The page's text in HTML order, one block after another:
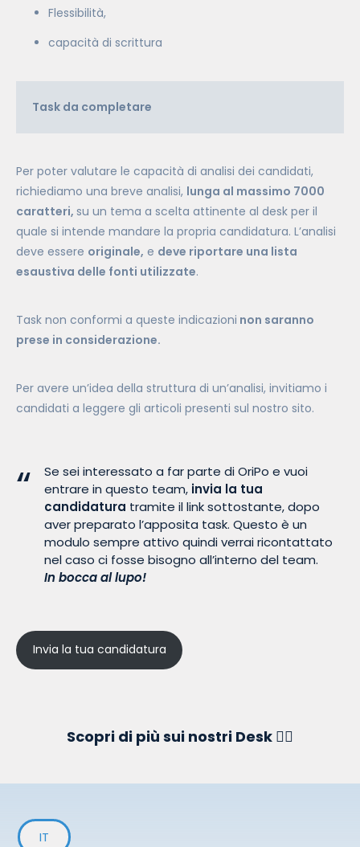
Flessibilità,
capacità di scrittura
Task da completare
Per poter valutare le capacità di analisi dei candidati,
richiediamo una breve analisi, lunga al massimo 7000
caratteri, su un tema a scelta attinente al desk per il
quale si intende mandare la propria candidatura. L’analisi
deve essere originale, e deve riportare una lista
esaustiva delle fonti utilizzate.
Task non conformi a queste indicazioni non saranno
prese in considerazione.
Per avere un’idea della struttura di un’analisi, invitiamo i
candidati a leggere gli articoli presenti sul nostro sito.
Se sei interessato a far parte di OriPo e vuoi
entrare in questo team, invia la tua
candidatura tramite il link sottostante, dopo
aver preparato l’apposita task. Questo è un
modulo sempre attivo quindi verrai ricontattato
nel caso ci fosse bisogno all’interno del team.
In bocca al lupo!
Invia la tua candidatura
Scopri di più sui nostri Desk 👇🏻
IT